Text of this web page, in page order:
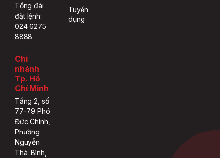
Tổng đài
đặt lệnh:
024 6275
8888
Chi
nhánh
Tp. Hồ
Chí Minh
Tầng 2, số
77-79 Phó
Đức Chính,
Phường
Nguyễn
Thái Bình,
Tuyển
dụng